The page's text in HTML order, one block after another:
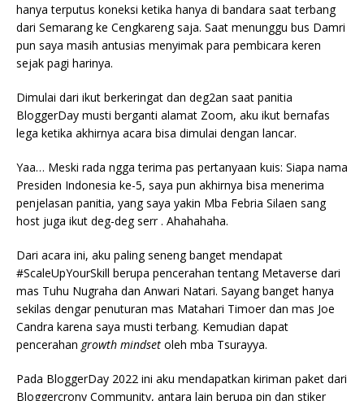
hanya terputus koneksi ketika hanya di bandara saat terbang
dari Semarang ke Cengkareng saja. Saat menunggu bus Damri
pun saya masih antusias menyimak para pembicara keren
sejak pagi harinya.
Dimulai dari ikut berkeringat dan deg2an saat panitia
BloggerDay musti berganti alamat Zoom, aku ikut bernafas
lega ketika akhirnya acara bisa dimulai dengan lancar.
Yaa… Meski rada ngga terima pas pertanyaan kuis: Siapa nama
Presiden Indonesia ke-5, saya pun akhirnya bisa menerima
penjelasan panitia, yang saya yakin Mba Febria Silaen sang
host juga ikut deg-deg serr . Ahahahaha.
Dari acara ini, aku paling seneng banget mendapat
#ScaleUpYourSkill berupa pencerahan tentang Metaverse dari
mas Tuhu Nugraha dan Anwari Natari. Sayang banget hanya
sekilas dengar penuturan mas Matahari Timoer dan mas Joe
Candra karena saya musti terbang. Kemudian dapat
pencerahan growth mindset oleh mba Tsurayya.
Pada BloggerDay 2022 ini aku mendapatkan kiriman paket dari
Bloggercrony Community, antara lain berupa pin dan stiker